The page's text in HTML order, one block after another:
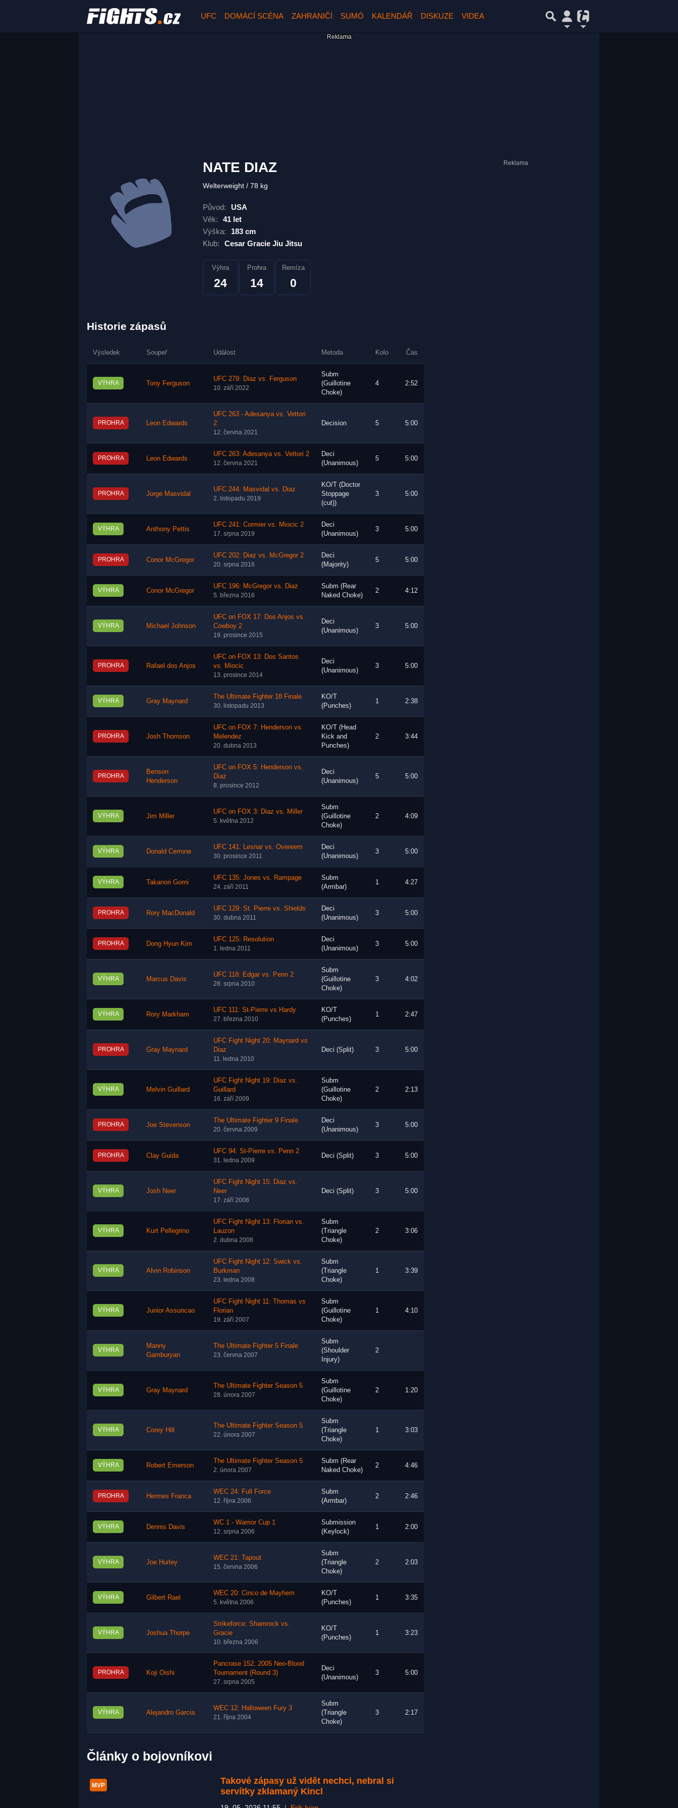
UFC DOMÁCÍ SCÉNA ZAHRANIČÍ SUMÓ KALENDÁŘ DISKUZE VIDEA
NATE DIAZ
Welterweight 78 kg
Původ:
USA
Věk:
41 let
Výška:
183 cm
Klub:
Cesar Gracie Jiu Jitsu
Výhra
24
Prohra
14
Remíza
0
Historie zápasů
Výsledek Soupeř Událost Metoda Kolo Čas
VÝHRA Tony Ferguson
UFC 279: Diaz vs. Ferguson
10. září 2022
Subm
(Guillotine
Choke)
4 2:52
PROHRA Leon Edwards
UFC 263 - Adesanya vs. Vettori
2
12. června 2021
Decision 5 5:00
PROHRA Leon Edwards
UFC 263: Adesanya vs. Vettori 2
12. června 2021
Deci
(Unanimous)
5 5:00
PROHRA Jorge Masvidal
UFC 244: Masvidal vs. Diaz
2. listopadu 2019
KO/T (Doctor
Stoppage
(cut))
3 5:00
VÝHRA Anthony Pettis
UFC 241: Cormier vs. Miocic 2
17. srpna 2019
Deci
(Unanimous)
3 5:00
PROHRA Conor McGregor
UFC 202: Diaz vs. McGregor 2
20. srpna 2016
Deci
(Majority)
5 5:00
VÝHRA Conor McGregor
UFC 196: McGregor vs. Diaz
5. března 2016
Subm (Rear
Naked Choke)
2 4:12
VÝHRA Michael Johnson
UFC on FOX 17: Dos Anjos vs.
Cowboy 2
19. prosince 2015
Deci
(Unanimous)
3 5:00
PROHRA Rafael dos Anjos
UFC on FOX 13: Dos Santos
vs. Miocic
13. prosince 2014
Deci
(Unanimous)
3 5:00
VÝHRA Gray Maynard
The Ultimate Fighter 18 Finale
30. listopadu 2013
KO/T
(Punches)
1 2:38
PROHRA Josh Thomson
UFC on FOX 7: Henderson vs.
Melendez
20. dubna 2013
KO/T (Head
Kick and
Punches)
2 3:44
PROHRA
Benson
Henderson
UFC on FOX 5: Henderson vs.
Diaz
8. prosince 2012
Deci
(Unanimous)
5 5:00
VÝHRA Jim Miller
UFC on FOX 3: Diaz vs. Miller
5. května 2012
Subm
(Guillotine
Choke)
2 4:09
VÝHRA Donald Cerrone
UFC 141: Lesnar vs. Overeem
30. prosince 2011
Deci
(Unanimous)
3 5:00
VÝHRA Takanori Gomi
UFC 135: Jones vs. Rampage
24. září 2011
Subm
(Armbar)
1 4:27
PROHRA Rory MacDonald
UFC 129: St. Pierre vs. Shields
30. dubna 2011
Deci
(Unanimous)
3 5:00
PROHRA Dong Hyun Kim
UFC 125: Resolution
1. ledna 2011
Deci
(Unanimous)
3 5:00
VÝHRA Marcus Davis
UFC 118: Edgar vs. Penn 2
28. srpna 2010
Subm
(Guillotine
Choke)
3 4:02
VÝHRA Rory Markham
UFC 111: St-Pierre vs Hardy
27. března 2010
KO/T
(Punches)
1 2:47
PROHRA Gray Maynard
UFC Fight Night 20: Maynard vs
Diaz
11. ledna 2010
Deci (Split) 3 5:00
VÝHRA Melvin Guillard
UFC Fight Night 19: Diaz vs.
Guillard
16. září 2009
Subm
(Guillotine
Choke)
2 2:13
PROHRA Joe Stevenson
The Ultimate Fighter 9 Finale
20. června 2009
Deci
(Unanimous)
3 5:00
PROHRA Clay Guida
UFC 94: St-Pierre vs. Penn 2
31. ledna 2009
Deci (Split) 3 5:00
VÝHRA Josh Neer
UFC Fight Night 15: Diaz vs.
Neer
17. září 2008
Deci (Split) 3 5:00
VÝHRA Kurt Pellegrino
UFC Fight Night 13: Florian vs.
Lauzon
2. dubna 2008
Subm
(Triangle
Choke)
2 3:06
VÝHRA Alvin Robinson
UFC Fight Night 12: Swick vs.
Burkman
23. ledna 2008
Subm
(Triangle
Choke)
1 3:39
VÝHRA Junior Assuncao
UFC Fight Night 11: Thomas vs
Florian
19. září 2007
Subm
(Guillotine
Choke)
1 4:10
VÝHRA
Manny
Gamburyan
The Ultimate Fighter 5 Finale
23. června 2007
Subm
(Shoulder
Injury)
2
VÝHRA Gray Maynard
The Ultimate Fighter Season 5
28. února 2007
Subm
(Guillotine
Choke)
2 1:20
VÝHRA Corey Hill
The Ultimate Fighter Season 5
22. února 2007
Subm
(Triangle
Choke)
1 3:03
VÝHRA Robert Emerson
The Ultimate Fighter Season 5
2. února 2007
Subm (Rear
Naked Choke)
2 4:46
PROHRA Hermes Franca
WEC 24: Full Force
12. října 2006
Subm
(Armbar)
2 2:46
VÝHRA Dennis Davis
WC 1 - Warrior Cup 1
12. srpna 2006
Submission
(Keylock)
1 2:00
VÝHRA Joe Hurley
WEC 21: Tapout
15. června 2006
Subm
(Triangle
Choke)
2 2:03
VÝHRA Gilbert Rael
WEC 20: Cinco de Mayhem
5. května 2006
KO/T
(Punches)
1 3:35
VÝHRA Joshua Thorpe
Strikeforce: Shamrock vs.
Gracie
10. března 2006
KO/T
(Punches)
1 3:23
PROHRA Koji Oishi
Pancrase 152: 2005 Neo-Blood
Tournament (Round 3)
27. srpna 2005
Deci
(Unanimous)
3 5:00
VÝHRA Alejandro Garcia
WEC 12: Halloween Fury 3
21. října 2004
Subm
(Triangle
Choke)
3 2:17
Články o bojovníkovi
MVP
Takové zápasy už vidět nechci, nebral si
servítky zklamaný Kincl